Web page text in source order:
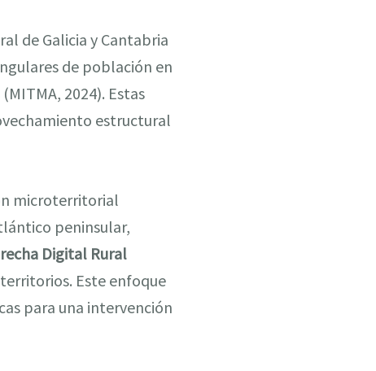
de Galicia y Cantabria
de población en
2024). Estas
estructural
microterritorial
peninsular,
Digital Rural
Este enfoque
para una intervención